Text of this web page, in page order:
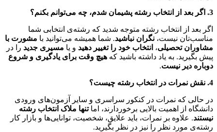
3. اگر بعد از انتخاب رشته پشیمان شدم، چه می‌توانم بکنم؟
اگر بعد از انتخاب رشته متوجه شدید که رشته‌ی انتخابی شما
مناسب‌تان نیست، نگران نباشید. شما همیشه می‌توانید با مشورت با
مشاوران تحصیلی، انتخاب خود را تغییر دهید و یا مسیری جدید را در
پیش بگیرید. به یاد داشته باشید که هیچ وقت برای یادگیری و شروع
دوباره دیر نیست.
4. نقش نمرات در انتخاب رشته چیست؟
در حالی که نمرات در کنکور سراسری و سایر آزمون‌های ورودی
دانشگاه از اهمیت بالایی برخوردارند، اماتنها ملاک انتخاب رشته
نیستند. علاوه بر نمرات، باید علایق، شخصیت، توانایی‌ها و بازار کار
رشته‌ی مورد نظر را نیز در نظر بگیرید.